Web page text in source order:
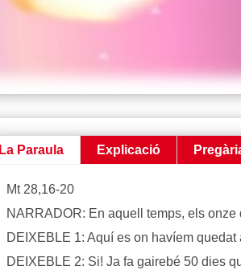
La Paraula Explicació
Mt 28,16-20
NARRADOR: En aquell temps, els
DEIXEBLE 1: Aquí es on havíem quedat
DEIXEBLE 2: Si! Ja fa gairebé 50 dies